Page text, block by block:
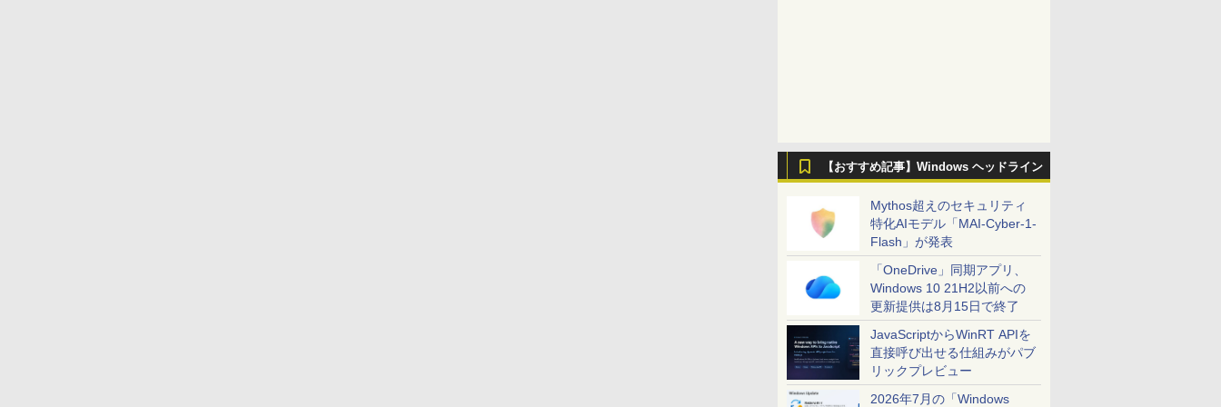
【おすすめ記事】Windows ヘッドライン
Mythos超えのセキュリティ
特化AIモデル「MAI-Cyber-1-
Flash」が発表
「OneDrive」同期アプリ、
Windows 10 21H2以前への
更新提供は8月15日で終了
JavaScriptからWinRT APIを
直接呼び出せる仕組みがパブ
リックプレビュー
2026年7月の「Windows